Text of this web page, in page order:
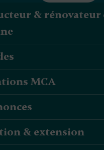
& rénovateur
MCA
& extension